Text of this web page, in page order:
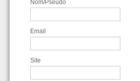
Nom/Pseudo
Email
Site